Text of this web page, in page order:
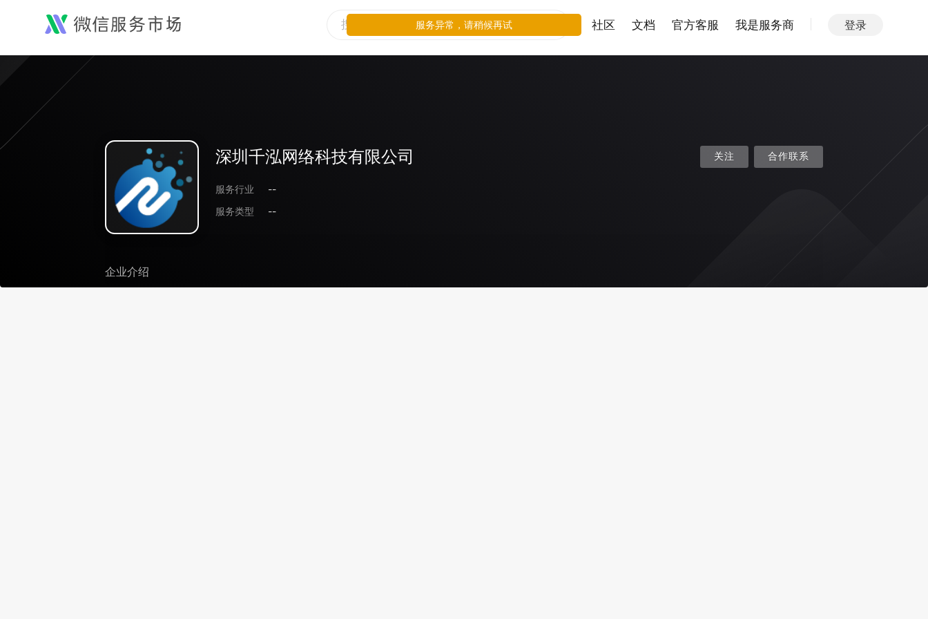
社区 文档 官方客服 我是服务商 登录
深圳千泓网络科技有限公司
服务行业
--
服务类型
--
关注 合作联系
企业介绍
服务异常，请稍候再试